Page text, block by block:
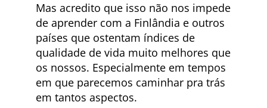
Mas acredito que isso não nos impede
de aprender com a Finlândia e outros
países que ostentam índices de
qualidade de vida muito melhores que
os nossos. Especialmente em tempos
em que parecemos caminhar pra trás
em tantos aspectos.